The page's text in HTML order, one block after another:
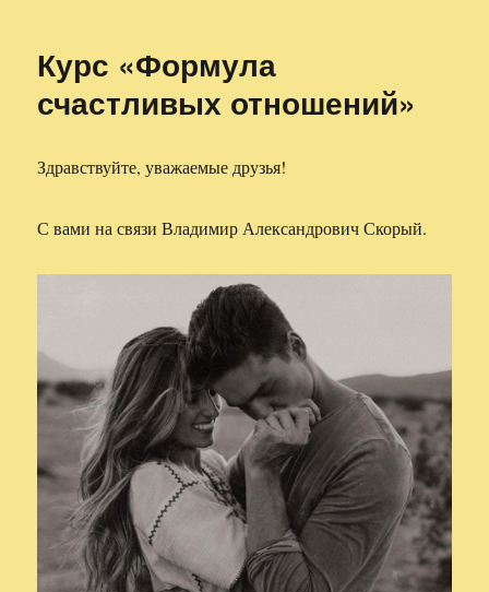
Курс «Формула
счастливых отношений»
Здравствуйте, уважаемые друзья!
С вами на связи Владимир Александрович Скорый.